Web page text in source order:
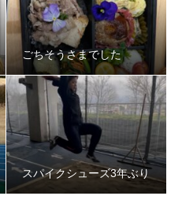
ごちそうさまでした
スパイクシューズ3年ぶり